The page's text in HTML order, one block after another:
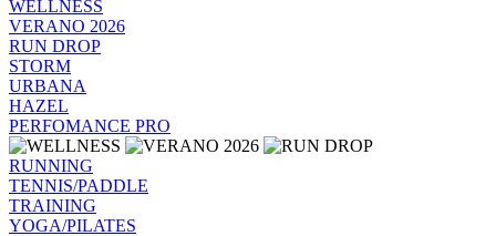
WELLNESS
VERANO 2026
RUN DROP
STORM
URBANA
HAZEL
PERFOMANCE PRO
RUNNING
TENNIS/PADDLE
TRAINING
YOGA/PILATES